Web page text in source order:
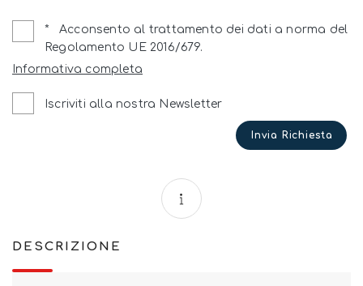
*
Acconsento al trattamento dei dati a norma del
Regolamento UE 2016/679.
Informativa completa
Iscriviti alla nostra Newsletter
Invia Richiesta
DESCRIZIONE